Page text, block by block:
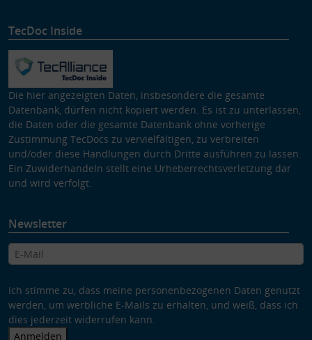
TecDoc Inside
Die hier angezeigten Daten, insbesondere die gesamte
Datenbank, dürfen nicht kopiert werden. Es ist zu unterlassen,
die Daten oder die gesamte Datenbank ohne vorherige
Zustimmung TecDocs zu vervielfältigen, zu verbreiten
und/oder diese Handlungen durch Dritte ausführen zu lassen.
Ein Zuwiderhandeln stellt eine Urheberrechtsverletzung dar
und wird verfolgt.
Newsletter
Ich stimme zu, dass meine personenbezogenen Daten genutzt
werden, um werbliche E-Mails zu erhalten, und weiß, dass ich
dies jederzeit widerrufen kann.
Anmelden